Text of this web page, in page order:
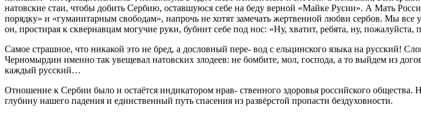
натовские стаи, чтобы добить Сербию, оставшуюся себе на беду верной «Майке Русии». А Мать
порядку» и «гуманитарным свободам», напрочь не хотят замечать жертвенной любви сербов. Мы все
он, простирая к сквернавцам могучие руки, бубнит себе под нос: «Ну, хватит, ребята, ну, пожалуйста,
Самое страшное, что никакой это не бред, а дословный пере- вод с ельцинского языка на русский!
Черномырдин именно так увещевал натовских злодеев: не бомбите, мол, господа, а то выйдем из
каждый русский…
Отношение к Сербии было и остаётся индикатором нрав- ственного здоровья российского
глубину нашего падения и единственный путь спасения из развёрстой пропасти бездуховности.